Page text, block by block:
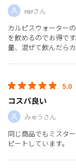
nsrさん
カルピスウォーター
を飲めるのでお得で
量、混ぜて飲んだら
5.0
コスパ良い
みゅうさん
同じ商品でもミスタ
ピートしています。